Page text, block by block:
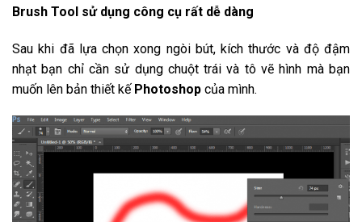
Brush Tool sử dụng công cụ rất dễ dàng
Sau khi đã lựa chọn xong ngòi bút, kích thước và độ đậm
nhạt bạn chỉ cần sử dụng chuột trái và tô vẽ hình mà bạn
muốn lên bản thiết kế Photoshop của mình.